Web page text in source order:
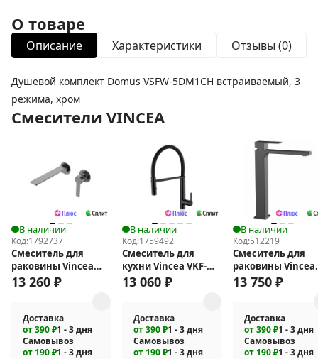
О товаре
Описание Характеристики Отзывы (0)
Душевой комплект Domus VSFW-5DM1CH встраиваемый, 3
режима, хром
Смесители VINCEA
В наличии
Код:1792737
Смеситель для
раковины Vincea
Линеа (Linea) VBFW-
13 260 ₽
Доставка
от 390 ₽1 - 3 дня
Самовывоз
от 190 ₽1 - 3 дня
В наличии
Код:1759492
Смеситель для
кухни Vincea VKF-
114MB
13 060 ₽
Доставка
от 390 ₽1 - 3 дня
Самовывоз
от 190 ₽1 - 3 дня
В наличии
Код:512219
Смеситель для
раковины Vincea
Cube VBF-1C02GM
13 750 ₽
Доставка
от 390 ₽1 - 3 дня
Самовывоз
от 190 ₽1 - 3 дня